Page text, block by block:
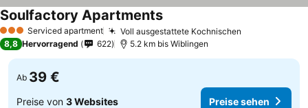
3 SterneServiced apartment Voll ausgestattete Kochnischen
Soulfactory ApartmentsPreise sehen
8,8 Hervorragend 622 5.2 km bis Wiblingen
Ab 39 €
Preise von 3 Websites Preise sehen